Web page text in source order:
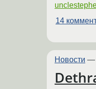
14
Новости —